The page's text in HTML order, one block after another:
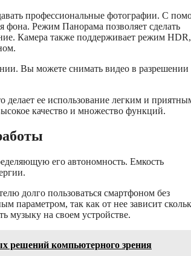
профессиональные фотографии. С
Режим Панорама позволяет сделать
Камера также поддерживает режим HDR,
Вы можете снимать видео в разрешении
ее использование легким и
качество и множество функций.
его автономность. Емкость
долго пользоваться смартфоном без
параметром, так как от нее зависит
музыку на своем устройстве.
решений компьютерного зрения